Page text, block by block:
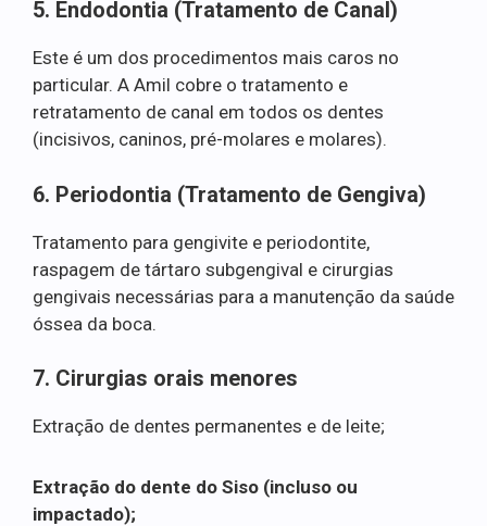
5. Endodontia (Tratamento de Canal)
Este é um dos procedimentos mais caros no
particular. A Amil cobre o tratamento e
retratamento de canal em todos os dentes
(incisivos, caninos, pré-molares e molares).
6. Periodontia (Tratamento de Gengiva)
Tratamento para gengivite e periodontite,
raspagem de tártaro subgengival e cirurgias
gengivais necessárias para a manutenção da saúde
óssea da boca.
7. Cirurgias orais menores
Extração de dentes permanentes e de leite;
Extração do dente do Siso (incluso ou
impactado);